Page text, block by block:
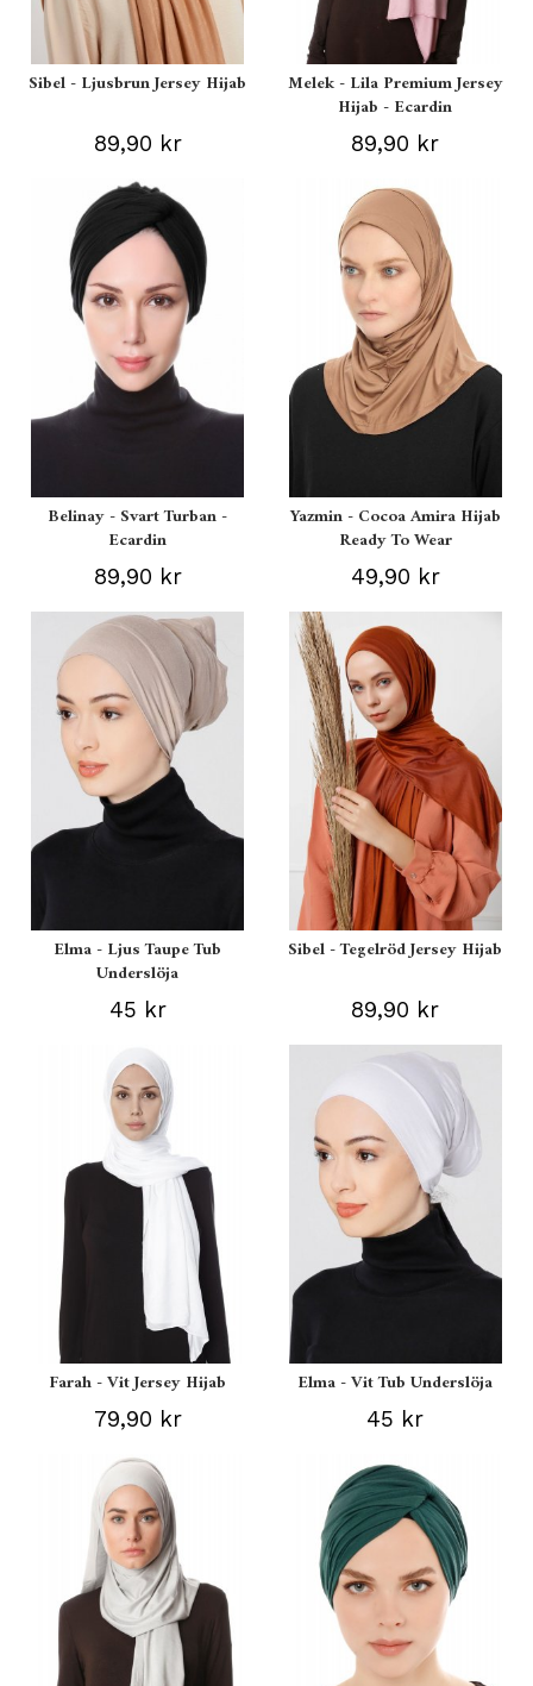
Sibel - Ljusbrun Jersey Hijab
89,90 kr
Melek - Lila Premium Jersey
Hijab - Ecardin
89,90 kr
Belinay - Svart Turban -
Ecardin
89,90 kr
Yazmin - Cocoa Amira Hijab
Ready To Wear
49,90 kr
Elma - Ljus Taupe Tub
Underslöja
45 kr
Sibel - Tegelröd Jersey Hijab
89,90 kr
Farah - Vit Jersey Hijab
79,90 kr
Elma - Vit Tub Underslöja
45 kr